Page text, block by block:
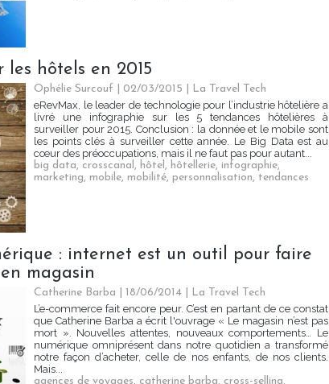
les hôtels en 2015
Ophélie Surcouf | 02/03/2015
La Travel Tech
eRevMax, le leader de technologie pour l’industrie hôtelière a
livré une infographie sur les 5 tendances hôtelières à
surveiller pour 2015. Conclusion : la donnée et le mobile sont
les points clés à surveiller cette année. Le Big Data est au
cœur des préoccupations, mais il ne faut pas pour autant...
big data, crosscanal, hôtel, hôtellerie, infographie,
marketing, mobile, mobilité, personnalisation, tendances
: internet est un outil pour faire
magasin
Catherine Barba | 18/06/2014
La Travel Tech
L’e-commerce fait encore peur. C’est en partant de ce constat
que Catherine Barba a écrit l'ouvrage « Le magasin n’est pas
mort ». Nouvelles attentes, nouveaux comportements… Le
numérique omniprésent dans notre quotidien a transformé
notre façon d’acheter, celle de nos enfants, de nos clients.
Mais...
agences de voyages, catherine barba, cross-selling,